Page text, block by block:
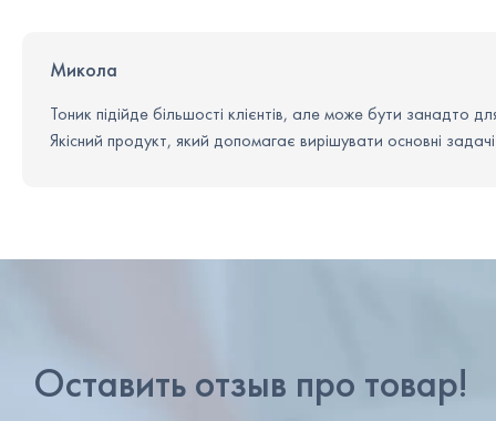
Микола
Тоник підійде більшості клієнтів, але може бути
Якісний продукт, який допомагає вирішувати основні
Оставить отзыв про товар!